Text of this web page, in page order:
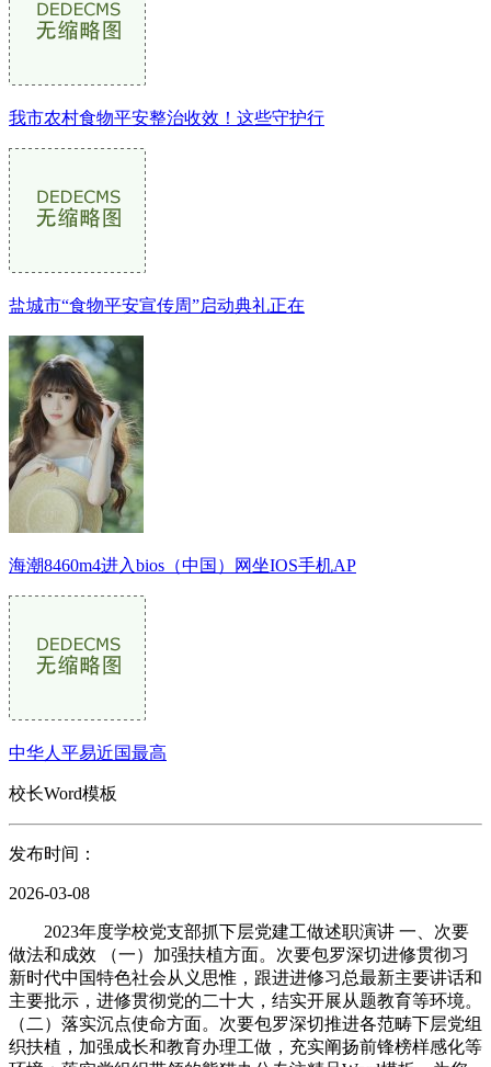
我市农村食物平安整治收效！这些守护行
盐城市“食物平安宣传周”启动典礼正在
海潮8460m4进入bios（中国）网坐IOS手机AP
中华人平易近国最高
校长Word模板
发布时间：
2026-03-08
2023年度学校党支部抓下层党建工做述职演讲 一、次要
做法和成效 （一）加强扶植方面。次要包罗深切进修贯彻习
新时代中国特色社会从义思惟，跟进进修习总最新主要讲话和
主要批示，进修贯彻党的二十大，结实开展从题教育等环境。
（二）落实沉点使命方面。次要包罗深切推进各范畴下层党组
织扶植，加强成长和教育办理工做，充实阐扬前锋榜样感化等